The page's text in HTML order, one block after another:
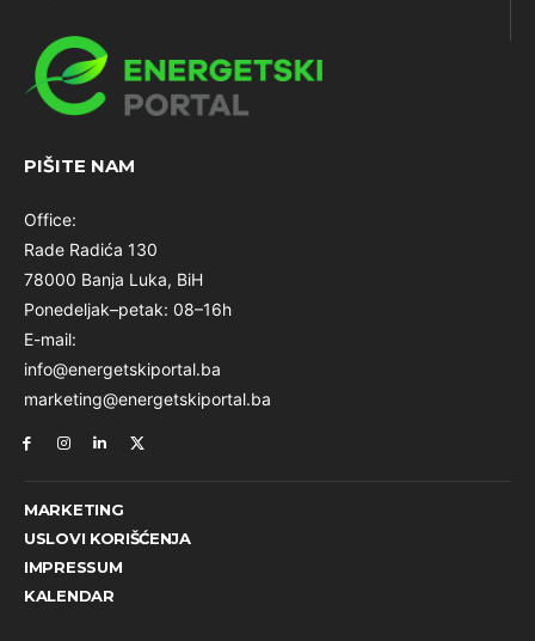
PIŠITE NAM
Office:
Rade Radića 130
78000 Banja Luka, BiH
Ponedeljak–petak: 08–16h
E-mail:
info@energetskiportal.ba
marketing@energetskiportal.ba
MARKETING
USLOVI KORIŠĆENJA
IMPRESSUM
KALENDAR